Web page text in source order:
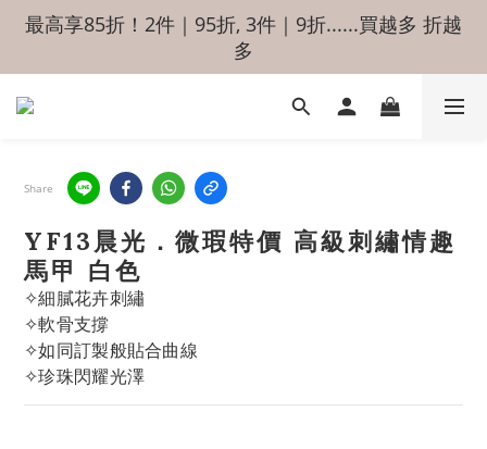
最高享85折！2件｜95折, 3件｜9折......買越多 折越
多
Share
YF13晨光．微瑕特價 高級刺繡情趣
馬甲 白色
✧細膩花卉刺繡
✧軟骨支撐
✧珍珠閃耀光澤